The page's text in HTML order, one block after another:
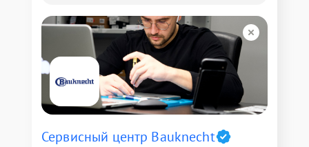
Сервисный центр Bauknecht